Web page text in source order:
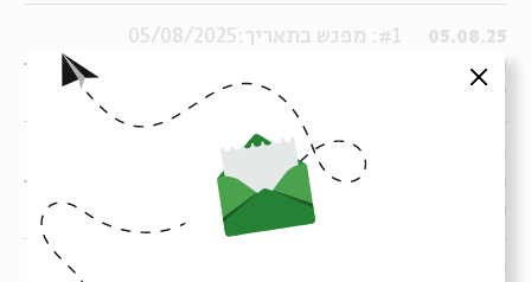
05.08.25
#1: מפגש בתאריך:05/08/2025
17:00:00
#2: מפגש בתאריך:06/08/2025
סגור